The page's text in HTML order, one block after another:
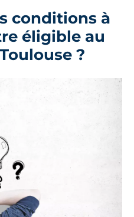
conditions à
éligible au
?